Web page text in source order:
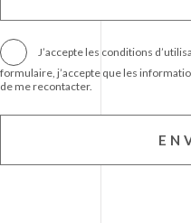
J’accepte les conditions
formulaire, j’accepte que les
de me recontacter.